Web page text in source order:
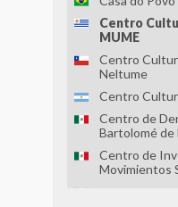
Centro
MUME
Centro
Neltume
Centro
Centro de
Bartolomé de
Centro de
Movimientos